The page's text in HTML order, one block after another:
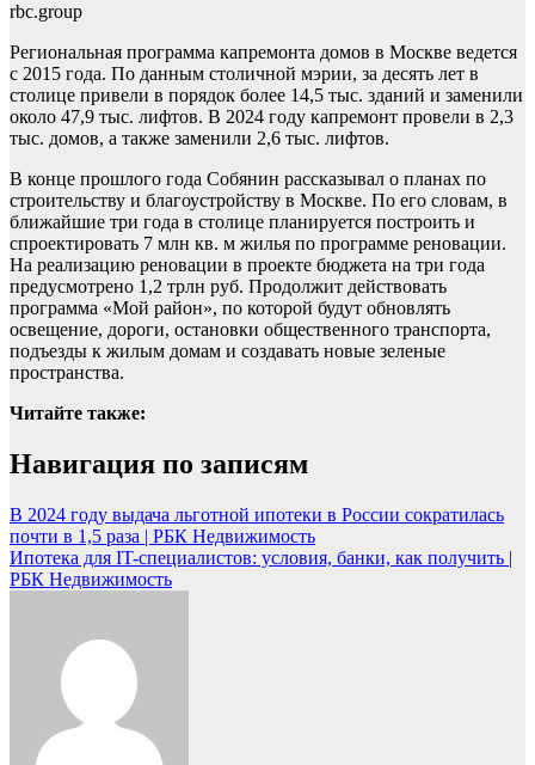
rbc.group
Региональная программа капремонта домов в Москве ведется
с 2015 года. По данным столичной мэрии, за десять лет в
столице привели в порядок более 14,5 тыс. зданий и заменили
около 47,9 тыс. лифтов. В 2024 году капремонт провели в 2,3
тыс. домов, а также заменили 2,6 тыс. лифтов.
В конце прошлого года Собянин рассказывал о планах по
строительству и благоустройству в Москве. По его словам, в
ближайшие три года в столице планируется построить и
спроектировать 7 млн кв. м жилья по программе реновации.
На реализацию реновации в проекте бюджета на три года
предусмотрено 1,2 трлн руб. Продолжит действовать
программа «Мой район», по которой будут обновлять
освещение, дороги, остановки общественного транспорта,
подъезды к жилым домам и создавать новые зеленые
пространства.
Читайте также:
Навигация по записям
В 2024 году выдача льготной ипотеки в России сократилась
почти в 1,5 раза | РБК Недвижимость
Ипотека для IT-специалистов: условия, банки, как получить |
РБК Недвижимость